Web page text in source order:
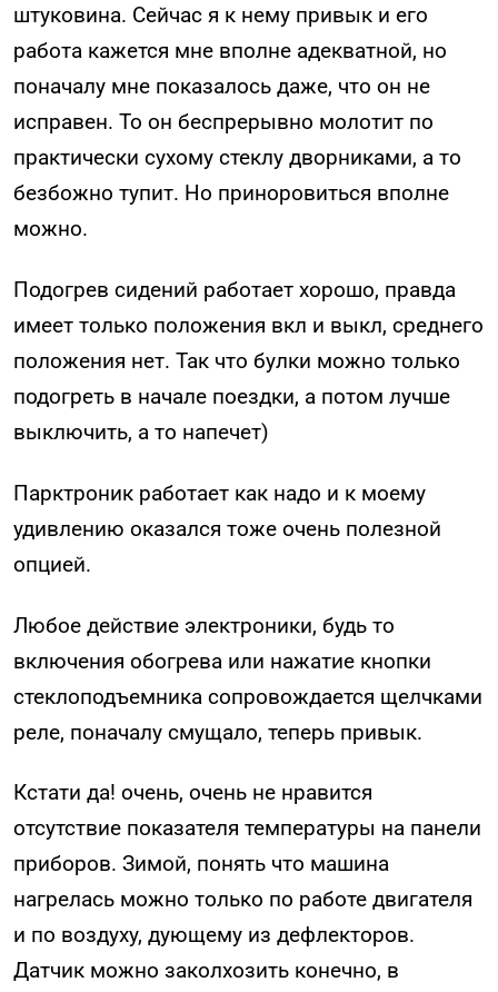
штуковина. Сейчас я к нему привык и его
работа кажется мне вполне адекватной, но
поначалу мне показалось даже, что он не
исправен. То он беспрерывно молотит по
практически сухому стеклу дворниками, а то
безбожно тупит. Но приноровиться вполне
можно.
Подогрев сидений работает хорошо, правда
имеет только положения вкл и выкл, среднего
положения нет. Так что булки можно только
подогреть в начале поездки, а потом лучше
выключить, а то напечет)
Парктроник работает как надо и к моему
удивлению оказался тоже очень полезной
опцией.
Любое действие электроники, будь то
включения обогрева или нажатие кнопки
стеклоподъемника сопровождается щелчками
реле, поначалу смущало, теперь привык.
Кстати да! очень, очень не нравится
отсутствие показателя температуры на панели
приборов. Зимой, понять что машина
нагрелась можно только по работе двигателя
и по воздуху, дующему из дефлекторов.
Датчик можно заколхозить конечно, в